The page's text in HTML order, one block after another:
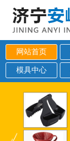
网站首页
模具中心